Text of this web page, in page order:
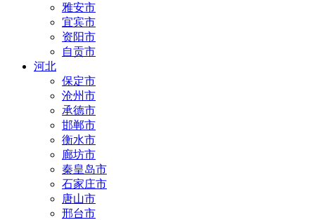
雅安市
宜宾市
资阳市
自贡市
河北
保定市
沧州市
承德市
邯郸市
衡水市
廊坊市
秦皇岛市
石家庄市
唐山市
邢台市